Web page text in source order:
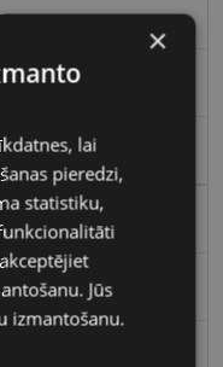
×
lai
pieredzi,
statistiku,
Jūs
izmantošanu.